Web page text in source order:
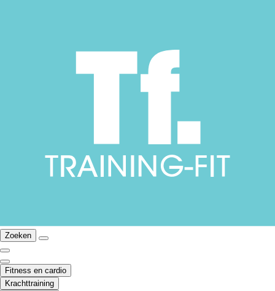
Zoeken
Fitness en cardio
Krachttraining